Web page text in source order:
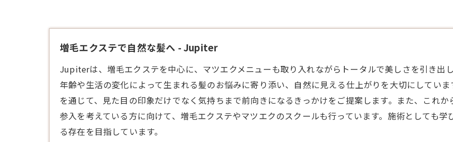
増毛エクステで自然な髪へ - Jupiter
Jupiterは、 増毛エクステを中心に、マツエクメニューも取り入れながらトータルで美しさを引き出
年齢や生活の変化によって生まれる髪のお悩みに寄り添い、自然に見える仕上がりを大切にしてい
を通じて、見た目の印象だけでなく気持ちまで前向きになるきっかけをご提案します。また、これ
参入を考えている方に向けて、増毛エクステやマツエクのスクールも行っています。施術としても
る存在を目指しています。